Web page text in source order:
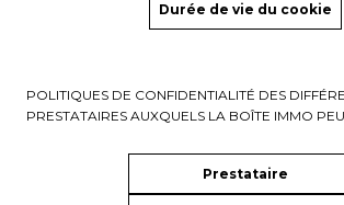
Durée de vie du cookie
POLITIQUES DE CONFIDENTIALITÉ DES
PRESTATAIRES AUXQUELS LA BOÎTE IMMO
Prestataire